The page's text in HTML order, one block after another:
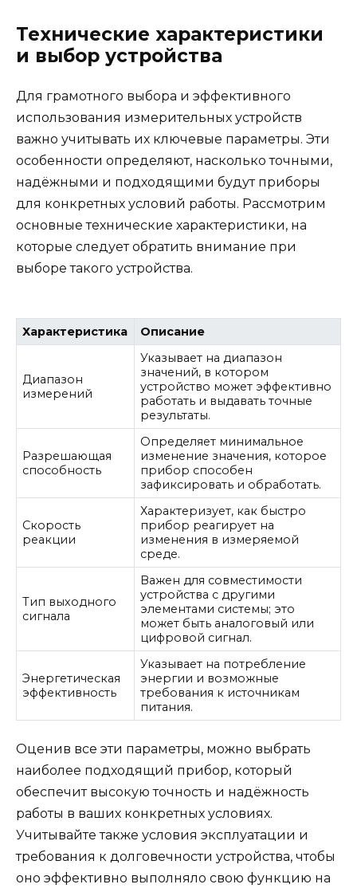
Технические характеристики
и выбор устройства
Для грамотного выбора и эффективного
использования измерительных устройств
важно учитывать их ключевые параметры. Эти
особенности определяют, насколько точными,
надёжными и подходящими будут приборы
для конкретных условий работы. Рассмотрим
основные технические характеристики, на
которые следует обратить внимание при
выборе такого устройства.
Характеристика Описание
Диапазон
измерений
Указывает на диапазон
значений, в котором
устройство может эффективно
работать и выдавать точные
результаты.
Разрешающая
способность
Определяет минимальное
изменение значения, которое
прибор способен
зафиксировать и обработать.
Скорость
реакции
Характеризует, как быстро
прибор реагирует на
изменения в измеряемой
среде.
Тип выходного
сигнала
Важен для совместимости
устройства с другими
элементами системы; это
может быть аналоговый или
цифровой сигнал.
Энергетическая
эффективность
Указывает на потребление
энергии и возможные
требования к источникам
питания.
Оценив все эти параметры, можно выбрать
наиболее подходящий прибор, который
обеспечит высокую точность и надёжность
работы в ваших конкретных условиях.
Учитывайте также условия эксплуатации и
требования к долговечности устройства, чтобы
оно эффективно выполняло свою функцию на